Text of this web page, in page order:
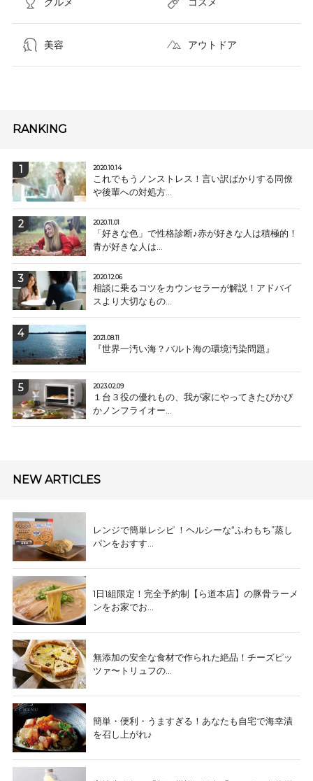
美容 アウトドア
RANKING
2020.10.14
これでもうノンストレス！言い訳ばかりする同僚
や後輩への対処方...
2020.11.01
「好きな色」で性格診断♪赤が好きな人は積極的！
青が好きな人は...
2020.12.06
相談に乗るコツをカウンセラーが解説！アドバイ
スより大切なもの...
2021.08.11
『世界一汚い海？バルト海の環境汚染問題』
2023.02.09
１台３役の優れもの、我が家にやってきたぴかぴ
かノンフライオー...
NEW ARTICLES
レンジで簡単レシピ ！ヘルシーな“ふわもち”蒸し
パンをおすす...
1日1組限定！完全予約制【ら道本店】の豚骨ラーメ
ンをお家でお...
無添加の安全な食材で作られた絶品！チーズピッ
ツァ〜トリュフの...
簡単・便利・うますぎる！あなたも自宅で海幸漬
を召し上がれ♪